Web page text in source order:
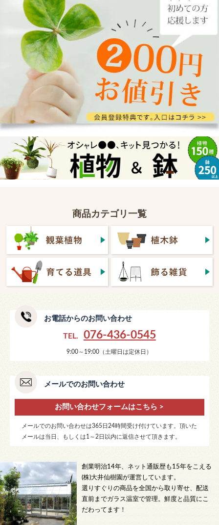
商品カテゴリ一覧
お電話からのお問い合わせ
TEL. 076-436-0545
9:00～19:00（土曜日は定休日）
メールでのお問い合わせ
お問い合わせフォームはこちら >
メールでのお問い合わせは365日24時間受け付けています。頂いた
メールは当日、もしくは1～2日以内に返信させて頂きます。
創業明治14年、ネット通販歴も15年をこえる
(株)大井仙樹園が運営しています。
選りすぐりの商品を全国から取り寄せ、配送
直前までガラス温室で管理。鮮度と品質にこ
だわってます！